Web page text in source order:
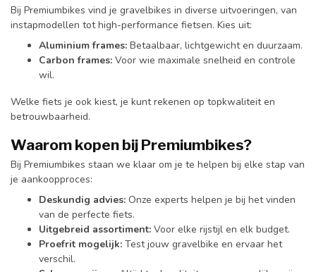
Bij Premiumbikes vind je gravelbikes in diverse uitvoeringen, van
instapmodellen tot high-performance fietsen. Kies uit:
Aluminium frames: Betaalbaar, lichtgewicht en duurzaam.
Carbon frames: Voor wie maximale snelheid en controle
wil.
Welke fiets je ook kiest, je kunt rekenen op topkwaliteit en
betrouwbaarheid.
Waarom kopen bij Premiumbikes?
Bij Premiumbikes staan we klaar om je te helpen bij elke stap van
je aankoopproces:
Deskundig advies: Onze experts helpen je bij het vinden
van de perfecte fiets.
Uitgebreid assortiment: Voor elke rijstijl en elk budget.
Proefrit mogelijk: Test jouw gravelbike en ervaar het
verschil.